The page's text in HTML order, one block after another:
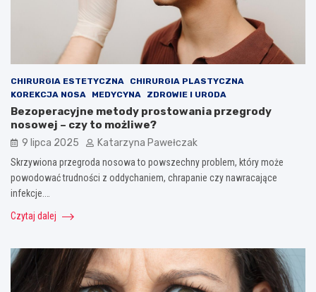
CHIRURGIA ESTETYCZNA
CHIRURGIA PLASTYCZNA
KOREKCJA NOSA
MEDYCYNA ZDROWIE I URODA
Bezoperacyjne metody prostowania przegrody
nosowej – czy to możliwe?
9 lipca 2025 Katarzyna Pawełczak
Skrzywiona przegroda nosowa to powszechny problem, który może
powodować trudności z oddychaniem, chrapanie czy nawracające
infekcje.…
Czytaj dalej